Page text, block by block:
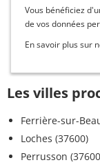
Vous bénéficiez
de vos données
En savoir plus sur
Les villes
Ferrière-sur-
Loches (37600)
Perrusson